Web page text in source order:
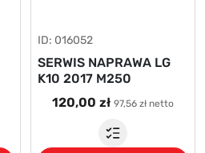
ID: 016052
SERWIS NAPRAWA LG
K10 2017 M250
120,00 zł 97,56 zł netto